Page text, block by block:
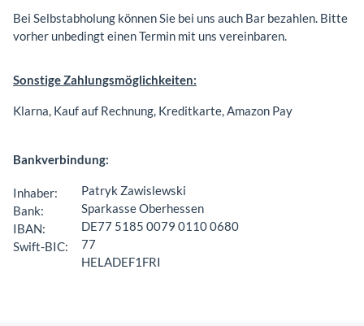
Bei Selbstabholung können Sie bei uns auch Bar bezahlen. Bitte
vorher unbedingt einen Termin mit uns vereinbaren.
Sonstige Zahlungsmöglichkeiten:
Klarna, Kauf auf Rechnung, Kreditkarte, Amazon Pay
Bankverbindung:
Inhaber:
Bank:
IBAN:
Swift-BIC:
Patryk Zawislewski
Sparkasse Oberhessen
DE77 5185 0079 0110 0680
77
HELADEF1FRI